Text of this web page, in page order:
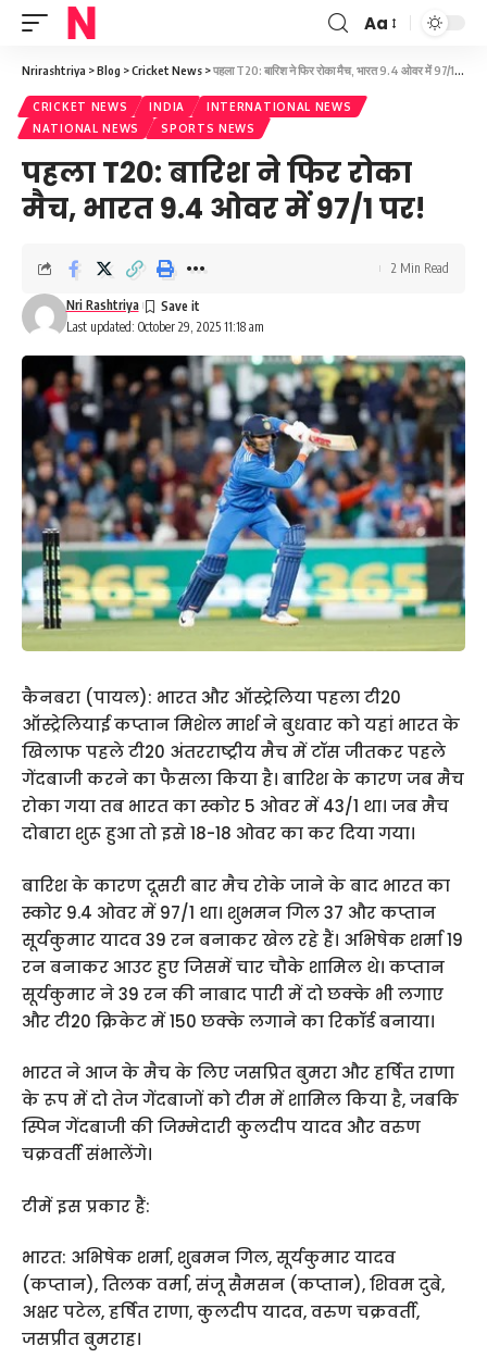
Font
Resizer
Aa
Nrirashtriya >Blog >Cricket News >पहला T20: बारिश ने फिर रोका मैच, भारत 9.4 ओवर में 97/1 पर!
CRICKET NEWS INDIA
INTERNATIONAL NEWS
NATIONAL NEWS
SPORTS NEWS
पहला T20: बारिश ने फिर रोका
मैच, भारत 9.4 ओवर में 97/1 पर!
Last updated: October 29, 2025 11:18 am
Nri Rashtriya
2 Min Read
कैनबरा (पायल): भारत और ऑस्ट्रेलिया पहला टी20
ऑस्ट्रेलियाई कप्तान मिशेल मार्श ने बुधवार को यहां भारत के
खिलाफ पहले टी20 अंतरराष्ट्रीय मैच में टॉस जीतकर पहले
गेंदबाजी करने का फैसला किया है। बारिश के कारण जब मैच
रोका गया तब भारत का स्कोर 5 ओवर में 43/1 था। जब मैच
दोबारा शुरू हुआ तो इसे 18-18 ओवर का कर दिया गया।
बारिश के कारण दूसरी बार मैच रोके जाने के बाद भारत का
स्कोर 9.4 ओवर में 97/1 था। शुभमन गिल 37 और कप्तान
सूर्यकुमार यादव 39 रन बनाकर खेल रहे हैं। अभिषेक शर्मा 19
रन बनाकर आउट हुए जिसमें चार चौके शामिल थे। कप्तान
सूर्यकुमार ने 39 रन की नाबाद पारी में दो छक्के भी लगाए
और टी20 क्रिकेट में 150 छक्के लगाने का रिकॉर्ड बनाया।
भारत ने आज के मैच के लिए जसप्रित बुमरा और हर्षित राणा
के रूप में दो तेज गेंदबाजों को टीम में शामिल किया है, जबकि
स्पिन गेंदबाजी की जिम्मेदारी कुलदीप यादव और वरुण
चक्रवर्ती संभालेंगे।
टीमें इस प्रकार हैं:
भारत: अभिषेक शर्मा, शुबमन गिल, सूर्यकुमार यादव
(कप्तान), तिलक वर्मा, संजू सैमसन (कप्तान), शिवम दुबे,
अक्षर पटेल, हर्षित राणा, कुलदीप यादव, वरुण चक्रवर्ती,
जसप्रीत बुमराह।